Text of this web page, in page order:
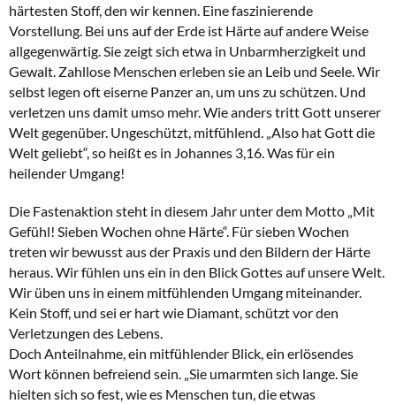
härtesten Stoff, den wir kennen. Eine faszinierende
Vorstellung. Bei uns auf der Erde ist Härte auf andere Weise
allgegenwärtig. Sie zeigt sich etwa in Unbarmherzigkeit und
Gewalt. Zahllose Menschen erleben sie an Leib und Seele. Wir
selbst legen oft eiserne Panzer an, um uns zu schützen. Und
verletzen uns damit umso mehr. Wie anders tritt Gott unserer
Welt gegenüber. Ungeschützt, mitfühlend. „Also hat Gott die
Welt geliebt“, so heißt es in Johannes 3,16. Was für ein
heilender Umgang!
Die Fastenaktion steht in diesem Jahr unter dem Motto „Mit
Gefühl! Sieben Wochen ohne Härte“. Für sieben Wochen
treten wir bewusst aus der Praxis und den Bildern der Härte
heraus. Wir fühlen uns ein in den Blick Gottes auf unsere Welt.
Wir üben uns in einem mitfühlenden Umgang miteinander.
Kein Stoff, und sei er hart wie Diamant, schützt vor den
Verletzungen des Lebens.
Doch Anteilnahme, ein mitfühlender Blick, ein erlösendes
Wort können befreiend sein. „Sie umarmten sich lange. Sie
hielten sich so fest, wie es Menschen tun, die etwas